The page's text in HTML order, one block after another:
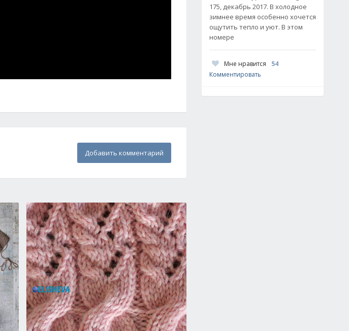
Добавить комментарий
175, декабрь 2017. В холодное
зимнее время особенно хочется
ощутить тепло и уют. В этом
номере
Мне нравится
54
Комментировать